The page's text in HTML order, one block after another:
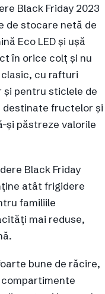
Black Friday 2023
de stocare netă de
Eco LED și ușă
în orice colț și nu
cu rafturi
și pentru sticlele de
destinate fructelor și
și păstreze valorile
Black Friday
atât frigidere
familiile
mai reduse,
bune de răcire,